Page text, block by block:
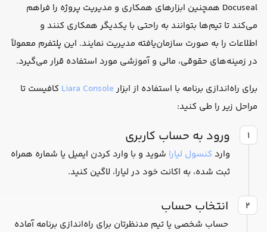
Docuseal همچنین ابزارهای همکاری و مدیریت پروژه را فراهم
می‌کند تا تیم‌ها بتوانند به راحتی با یکدیگر همکاری کنند و
اطلاعات را به صورت سازمان‌یافته مدیریت نمایند. این پلتفرم معمولاً
در زمینه‌های حقوقی، مالی و آموزشی مورد استفاده قرار می‌گیرد.
برای راه‌اندازی برنامه با استفاده از ابزارLiara Console کافیست تا
مراحل زیر را طی کنید:
۱ ورود به حساب کاربری
وارد کنسول لیارا شوید و با وارد کردن ایمیل یا شماره همراه
ثبت شده، به اکانت خود در لیارا، لاگین کنید.
۲ انتخاب حساب
حساب شخصی یا تیم مدنظرتان برای راه‌اندازی برنامه آماده